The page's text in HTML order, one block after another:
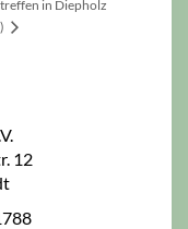
in Diepholz
12